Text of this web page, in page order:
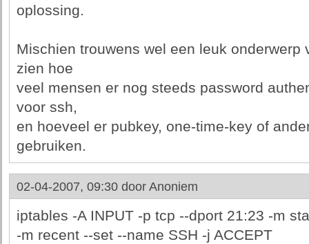
oplossing.
Mischien trouwens wel een leuk onderwerp
zien hoe
veel mensen er nog steeds password
voor ssh,
en hoeveel er pubkey, one-time-key of
gebruiken.
02-04-2007, 09:30 door Anoniem
iptables -A INPUT -p tcp --dport 21:23 -m
-m recent --set --name SSH -j ACCEPT